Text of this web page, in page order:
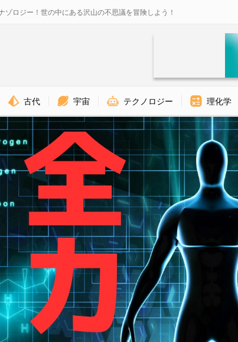
ロジー！世の中にある沢山の不思議を冒険しよう！
古代 宇宙 テクノロジー 理化学